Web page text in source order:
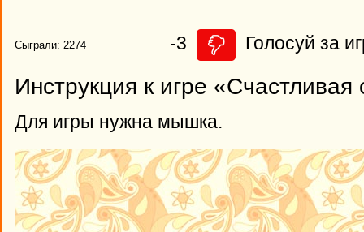
Сыграли: 2274 -3 Голосуй за
Инструкция к игре
Для игры нужна мышка.